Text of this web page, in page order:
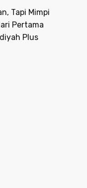
Tapi Mimpi
Pertama
Plus